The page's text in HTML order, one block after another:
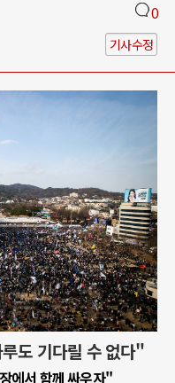
0
기사수정
도 기다릴 수 없다"
에서 함께 싸우자"